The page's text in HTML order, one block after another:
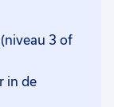
3 of
in de